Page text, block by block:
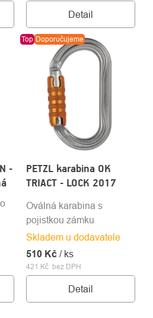
Detail
-
Top Doporučujeme
PETZL karabina OK
TRIACT - LOCK 2017
Skladem u dodavatele
421 Kč bez DPH
510 Kč / ks
Detail
Oválná karabina s
pojistkou zámku